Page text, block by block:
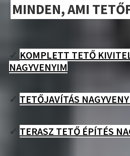
MINDEN, AMI
✓ KOMPLETT TETŐ
NAGYVENYIM
✓ TETŐJAVÍTÁS
✓ TERASZ TETŐ ÉPÍTÉS